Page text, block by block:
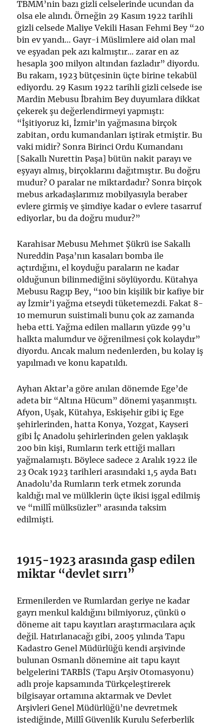
TBMM’nin bazı gizli celselerinde ucundan da
olsa ele alındı. Örneğin 29 Kasım 1922 tarihli
gizli celsede Maliye Vekili Hasan Fehmi Bey “20
bin ev yandı… Gayr-i Müslimlere aid olan mal
ve eşyadan pek azı kalmıştır… zarar en az
hesapla 300 milyon altından fazladır” diyordu.
Bu rakam, 1923 bütçesinin üçte birine tekabül
ediyordu. 29 Kasım 1922 tarihli gizli celsede ise
Mardin Mebusu İbrahim Bey duyumlara dikkat
çekerek şu değerlendirmeyi yapmıştı:
“İşitiyoruz ki, İzmir’in yağmasına birçok
zabitan, ordu kumandanları iştirak etmiştir. Bu
vaki midir? Sonra Birinci Ordu Kumandanı
[Sakallı Nurettin Paşa] bütün nakit parayı ve
eşyayı almış, birçoklarını dağıtmıştır. Bu doğru
mudur? O paralar ne miktardadır? Sonra birçok
mebus arkadaşlarımız mobilyasıyla beraber
evlere girmiş ve şimdiye kadar o evlere tasarruf
ediyorlar, bu da doğru mudur?”
Karahisar Mebusu Mehmet Şükrü ise Sakallı
Nureddin Paşa’nın kasaları bomba ile
açtırdığını, el koyduğu paraların ne kadar
olduğunun bilinmediğini söylüyordu. Kütahya
Mebusu Ragıp Bey, “100 bin kişilik bir kafiye bir
ay İzmir’i yağma etseydi tüketemezdi. Fakat 8-
10 memurun suistimali bunu çok az zamanda
heba etti. Yağma edilen malların yüzde 99’u
halkta malumdur ve öğrenilmesi çok kolaydır”
diyordu. Ancak malum nedenlerden, bu kolay iş
yapılmadı ve konu kapatıldı.
Ayhan Aktar’a göre anılan dönemde Ege’de
adeta bir “Altına Hücum” dönemi yaşanmıştı.
Afyon, Uşak, Kütahya, Eskişehir gibi iç Ege
şehirlerinden, hatta Konya, Yozgat, Kayseri
gibi İç Anadolu şehirlerinden gelen yaklaşık
200 bin kişi, Rumların terk ettiği malları
yağmalamıştı. Böylece sadece 2 Aralık 1922 ile
23 Ocak 1923 tarihleri arasındaki 1,5 ayda Batı
Anadolu’da Rumların terk etmek zorunda
kaldığı mal ve mülklerin üçte ikisi işgal edilmiş
ve “millî mülksüzler” arasında taksim
edilmişti.
1915-1923 arasında gasp edilen
miktar “devlet sırrı”
Ermenilerden ve Rumlardan geriye ne kadar
gayrı menkul kaldığını bilmiyoruz, çünkü o
döneme ait tapu kayıtları araştırmacılara açık
değil. Hatırlanacağı gibi, 2005 yılında Tapu
Kadastro Genel Müdürlüğü kendi arşivinde
bulunan Osmanlı dönemine ait tapu kayıt
belgelerini TARBİS (Tapu Arşiv Otomasyonu)
adlı proje kapsamında Türkçeleştirerek
bilgisayar ortamına aktarmak ve Devlet
Arşivleri Genel Müdürlüğü’ne devretmek
istediğinde, Millî Güvenlik Kurulu Seferberlik